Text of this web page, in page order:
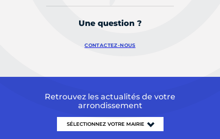
Une question ?
CONTACTEZ-NOUS
Retrouvez les actualités de votre
arrondissement